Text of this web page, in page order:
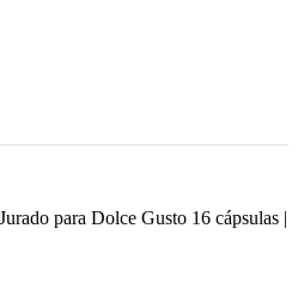
para Dolce Gusto 16 cápsulas |